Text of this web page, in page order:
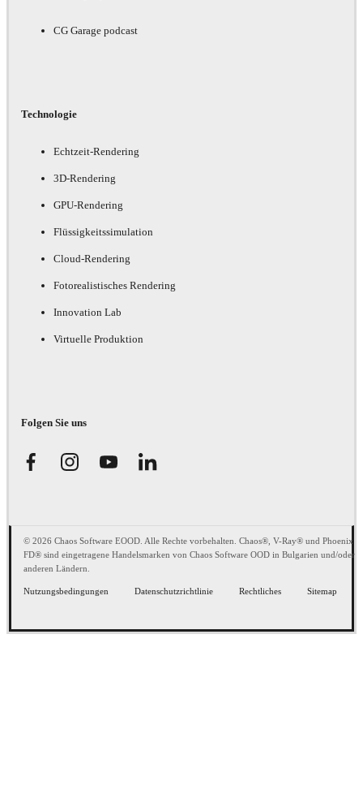
CG Garage podcast
Technologie
Echtzeit-Rendering
3D-Rendering
GPU-Rendering
Flüssigkeitssimulation
Cloud-Rendering
Fotorealistisches Rendering
Innovation Lab
Virtuelle Produktion
Folgen Sie uns
© 2026 Chaos Software EOOD. Alle Rechte vorbehalten. Chaos®, V-Ray® und Phoenix
FD® sind eingetragene Handelsmarken von Chaos Software OOD in Bulgarien und/oder
anderen Ländern.
Nutzungsbedingungen Datenschutzrichtlinie Rechtliches Sitemap